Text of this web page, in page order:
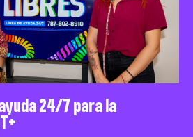
24/7 para la